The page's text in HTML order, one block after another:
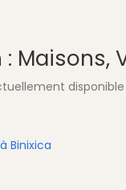
Maisons,
Binixica